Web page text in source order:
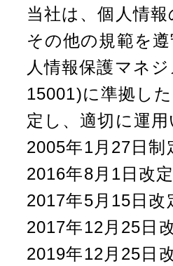
当社は、個人情
その他の規範を
人情報保護マネ
15001)に準拠し
定し、適切に運用
2005年1月27日制
2016年8月1日改定
2017年5月15日改
2017年12月25日
2019年12月25日